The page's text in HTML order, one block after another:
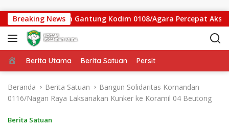
Breaking News
Jembatan Gantung Kodim 0108/Agara Percepat Akses
Beranda
Berita Utama Berita Satuan Persit
Beranda Berita Satuan
Bangun Solidaritas Komandan
0116/Nagan Raya Laksanakan Kunker ke Koramil 04 Beutong
Berita Satuan